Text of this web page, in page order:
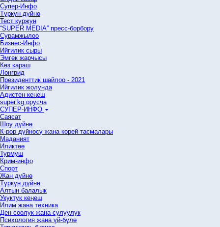
Супер-Инфо
Түркүн дүйнө
Тест куржун
“SUPER MEDIA” пресс-борбору
Сурамжылоо
Бизнес-Инфо
Ийгилик сыры
Эмгек жарчысы
Көз караш
Лонгрид
Президенттик шайлоо - 2021
Ийгилик жолунда
Адистен кеңеш
super.kg орусча
СУПЕР-ИНФО
Саясат
Шоу дүйнө
К-рор дүйнөсү жана корей тасмалары
Маданият
Иликтөө
Турмуш
Крим-инфо
Спорт
Жан дүйнө
Түркүн дүйнө
Алтын балалык
Укуктук кеӊеш
Илим жана техника
Ден соолук жана сулуулук
Психология жана үй-бүлө